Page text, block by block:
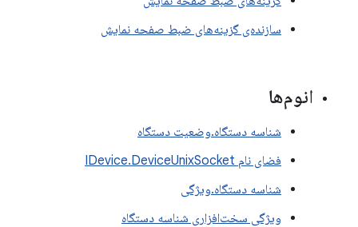
سازنده‌ی گزینه‌های ضبط صفحه نمایش
انوم‌ها
شناسه دستگاه.وضعیت دستگاه
فضای نام IDevice.DeviceUnixSocket
شناسه دستگاه.ویژگی
ویژگی سخت‌افزاری شناسه دستگاه